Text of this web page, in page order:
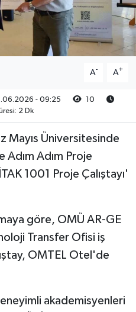
A- A+
- 09:25
10
2 Dk
Mayıs Üniversitesinde
Adım Proje
1001 Proje Çalıştayı'
göre, OMÜ AR-GE
Transfer Ofisi iş
OMTEL Otel'de
akademisyenleri